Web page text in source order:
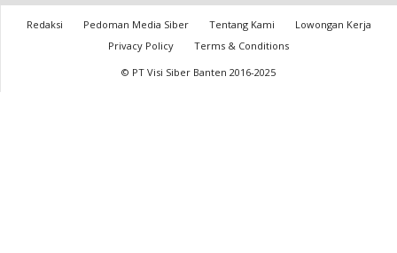
Redaksi Pedoman Media Siber Tentang Kami
Lowongan Kerja
Privacy Policy
Terms & Conditions
© PT Visi Siber Banten 2016-2025